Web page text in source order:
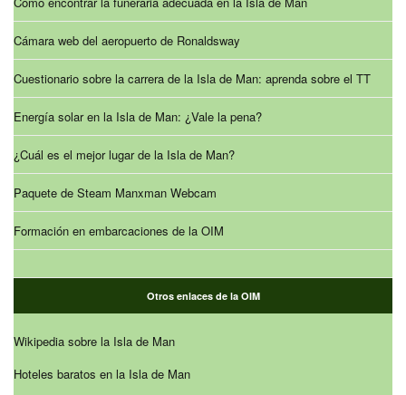
Cámara web del aeropuerto de Ronaldsway
Cuestionario sobre la carrera de la Isla de Man: aprenda sobre el TT
Energía solar en la Isla de Man: ¿Vale la pena?
¿Cuál es el mejor lugar de la Isla de Man?
Paquete de Steam Manxman Webcam
Formación en embarcaciones de la OIM
Otros enlaces de la OIM
Wikipedia sobre la Isla de Man
Hoteles baratos en la Isla de Man